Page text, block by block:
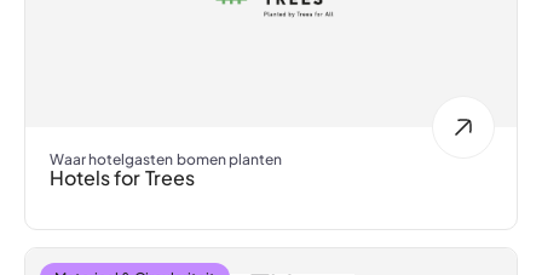
Waar hotelgasten bomen planten
Hotels for Trees